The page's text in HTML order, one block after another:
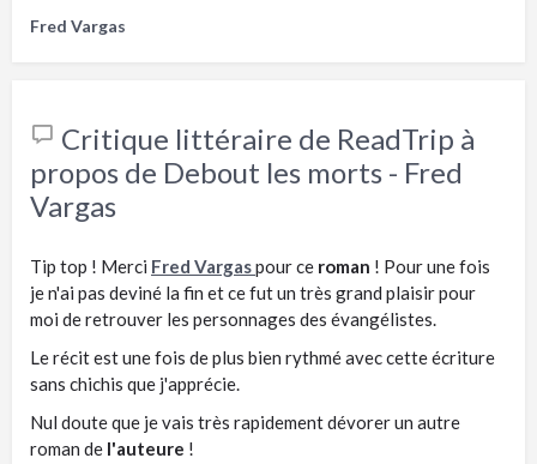
Fred Vargas
Critique littéraire de ReadTrip à
propos de Debout les morts - Fred
Vargas
Tip top ! Merci Fred Vargaspour ce roman ! Pour une fois
je n'ai pas deviné la fin et ce fut un très grand plaisir pour
moi de retrouver les personnages des évangélistes.
Le récit est une fois de plus bien rythmé avec cette écriture
sans chichis que j'apprécie.
Nul doute que je vais très rapidement dévorer un autre
roman de l'auteure !